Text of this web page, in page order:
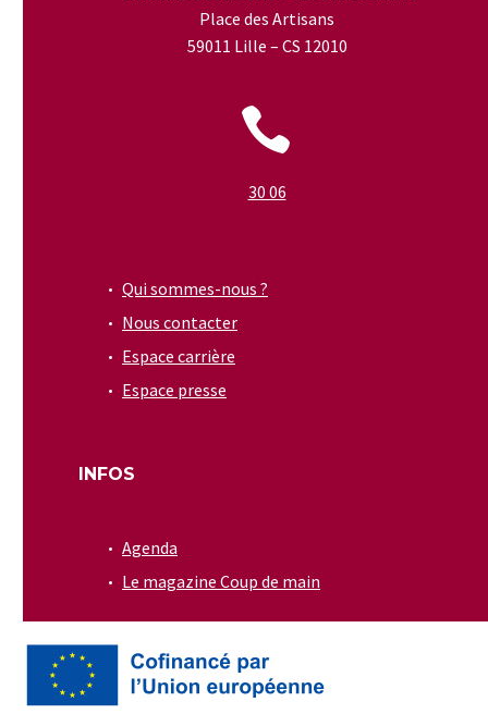
Place des Artisans
59011 Lille – CS 12010


30 06
Qui sommes-nous ?
Nous contacter
Espace carrière
Espace presse
INFOS
Agenda
Le magazine Coup de main